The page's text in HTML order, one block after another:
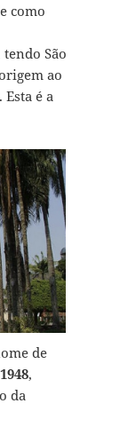
como
São
ao
Esta é a
de
1948,
da